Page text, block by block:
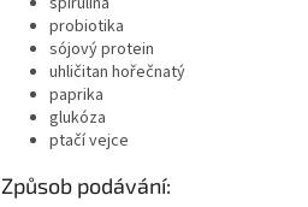
probiotika
sójový protein
uhličitan hořečnatý
paprika
glukóza
ptačí vejce
Způsob podávání: